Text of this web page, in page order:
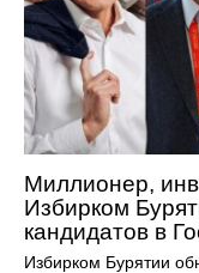
Миллионер,
Избирком
кандидатов в
Избирком Бурятии